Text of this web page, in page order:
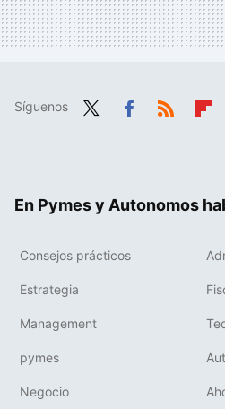
Síguenos
En Pymes y Autonomos
Consejos prácticos
Estrategia
Management
pymes
Negocio